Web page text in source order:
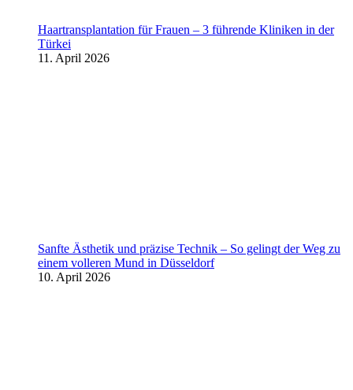
Haartransplantation für Frauen – 3 führende Kliniken in der
Türkei
11. April 2026
Sanfte Ästhetik und präzise Technik – So gelingt der Weg zu
einem volleren Mund in Düsseldorf
10. April 2026